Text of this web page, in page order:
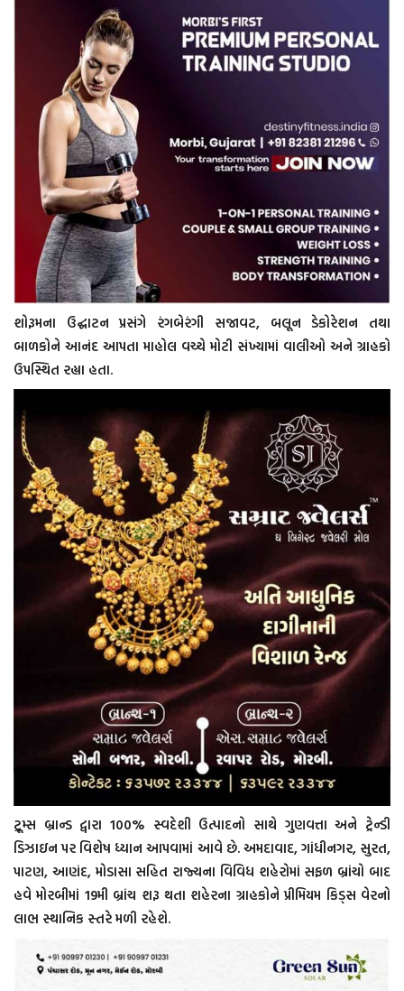
શોરૂમના ઉદ્ઘાટન પ્રસંગે રંગબેરંગી સજાવટ, બલૂન ડેકોરેશન તથા
બાળકોને આનંદ આપતા માહોલ વચ્ચે મોટી સંખ્યામાં વાલીઓ અને ગ્રાહકો
ઉપસ્થિત રહ્યા હતા.
ટ્રૂમ્સ બ્રાન્ડ દ્વારા 100% સ્વદેશી ઉત્પાદનો સાથે ગુણવત્તા અને ટ્રેન્ડી
ડિઝાઇન પર વિશેષ ધ્યાન આપવામાં આવે છે. અમદાવાદ, ગાંધીનગર, સુરત,
પાટણ, આણંદ, મોડાસા સહિત રાજ્યના વિવિધ શહેરોમાં સફળ બ્રાંચો બાદ
હવે મોરબીમાં 19મી બ્રાંચ શરૂ થતા શહેરના ગ્રાહકોને પ્રીમિયમ કિડ્સ વેરનો
લાભ સ્થાનિક સ્તરે મળી રહેશે.